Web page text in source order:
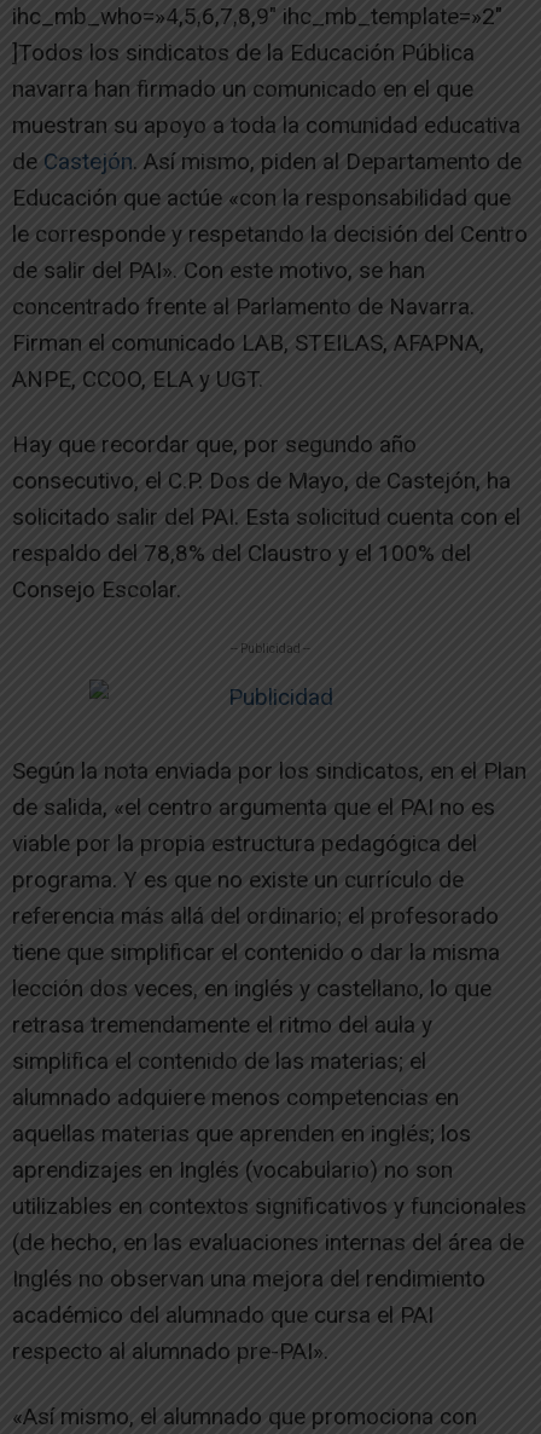
ihc_mb_who=»4,5,6,7,8,9″ ihc_mb_template=»2″
]Todos los sindicatos de la Educación Pública
navarra han firmado un comunicado en el que
muestran su apoyo a toda la comunidad educativa
de Castejón. Así mismo, piden al Departamento de
Educación que actúe «con la responsabilidad que
le corresponde y respetando la decisión del Centro
de salir del PAI». Con este motivo, se han
concentrado frente al Parlamento de Navarra.
Firman el comunicado LAB, STEILAS, AFAPNA,
ANPE, CCOO, ELA y UGT.
Hay que recordar que, por segundo año
consecutivo, el C.P. Dos de Mayo, de Castejón, ha
solicitado salir del PAI. Esta solicitud cuenta con el
respaldo del 78,8% del Claustro y el 100% del
Consejo Escolar.
-- Publicidad --
Según la nota enviada por los sindicatos, en el Plan
de salida, «el centro argumenta que el PAI no es
viable por la propia estructura pedagógica del
programa. Y es que no existe un currículo de
referencia más allá del ordinario; el profesorado
tiene que simplificar el contenido o dar la misma
lección dos veces, en inglés y castellano, lo que
retrasa tremendamente el ritmo del aula y
simplifica el contenido de las materias; el
alumnado adquiere menos competencias en
aquellas materias que aprenden en inglés; los
aprendizajes en Inglés (vocabulario) no son
utilizables en contextos significativos y funcionales
(de hecho, en las evaluaciones internas del área de
Inglés no observan una mejora del rendimiento
académico del alumnado que cursa el PAI
respecto al alumnado pre-PAI».
«Así mismo, el alumnado que promociona con